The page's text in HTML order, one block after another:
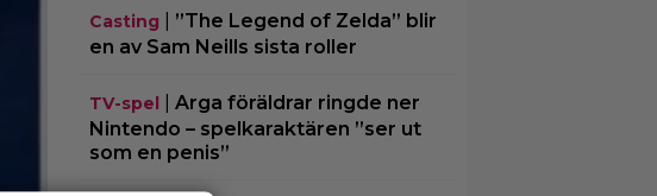
Casting
”The Legend of Zelda” blir
en av Sam Neills sista roller
TV-spel
Arga föräldrar ringde ner
Nintendo – spelkaraktären ”ser ut
som en penis”